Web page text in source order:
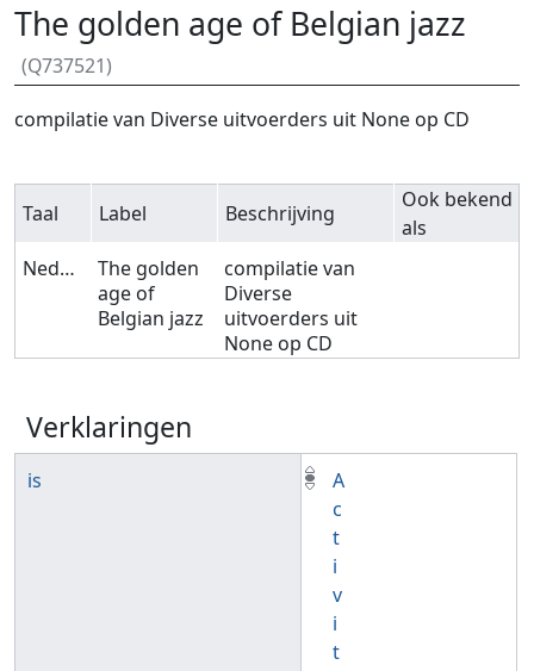
The golden age of Belgian jazz
(Q737521)
Ga naar:navigatie,zoeken
compilatie van Diverse uitvoerders uit None op CD
Taal Label Beschrijving
Ook bekend
als
Nederlands
The golden
age of
Belgian jazz
compilatie van
Diverse
uitvoerders uit
None op CD
Verklaringen
is
A
c
t
i
v
i
t